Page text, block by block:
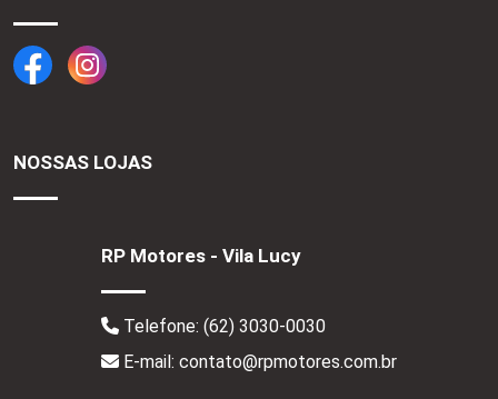
NOSSAS LOJAS
RP Motores - Vila Lucy
Telefone: (62) 3030-0030
E-mail: contato@rpmotores.com.br